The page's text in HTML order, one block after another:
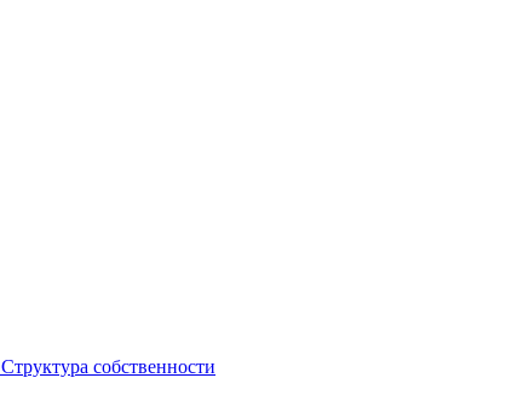
Структура собственности